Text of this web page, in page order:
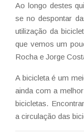
Ao longo destes
se no despontar
utilização da
que vemos um
Rocha e Jorge
A bicicleta é um
ainda com a
bicicletas.
a circulação das